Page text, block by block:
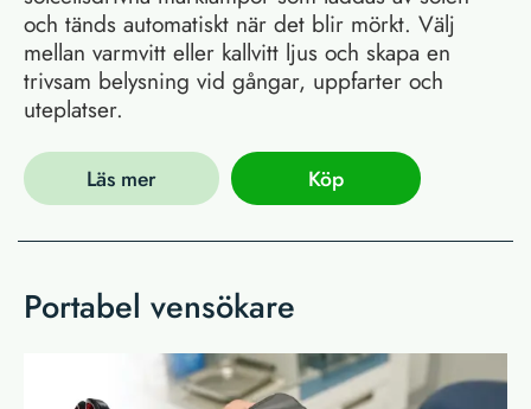
och tänds automatiskt när det blir mörkt. Välj
mellan varmvitt eller kallvitt ljus och skapa en
trivsam belysning vid gångar, uppfarter och
uteplatser.
Läs mer Köp
Portabel vensökare